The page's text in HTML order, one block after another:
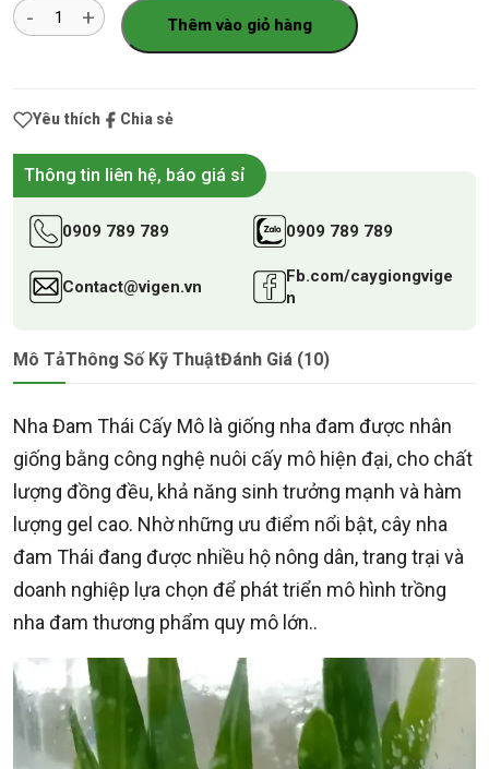
Số
lượng
Thêm vào giỏ hàng
Yêu thích Chia sẻ
Thông tin liên hệ, báo giá sỉ
0909 789 789 0909 789 789
Contact@vigen.vn
Fb.com/caygiongvige
n
Mô TảThông Số Kỹ ThuậtĐánh Giá (10)
Nha Đam Thái Cấy Mô là giống nha đam được nhân
giống bằng công nghệ nuôi cấy mô hiện đại, cho chất
lượng đồng đều, khả năng sinh trưởng mạnh và hàm
lượng gel cao. Nhờ những ưu điểm nổi bật, cây nha
đam Thái đang được nhiều hộ nông dân, trang trại và
doanh nghiệp lựa chọn để phát triển mô hình trồng
nha đam thương phẩm quy mô lớn..